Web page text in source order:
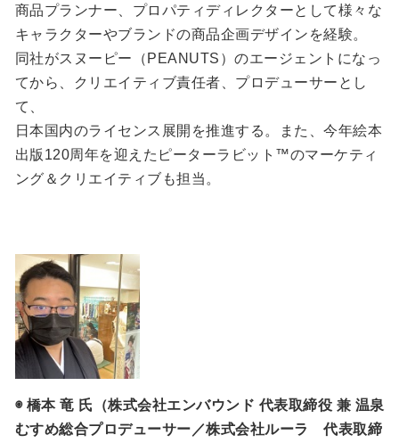
商品プランナー、プロパティディレクターとして様々な
キャラクターやブランドの商品企画デザインを経験。
同社がスヌーピー（PEANUTS）のエージェントになっ
てから、クリエイティブ責任者、プロデューサーとし
て、
日本国内のライセンス展開を推進する。また、今年絵本
出版120周年を迎えたピーターラビット™のマーケティ
ング＆クリエイティブも担当。
◉ 橋本 竜 氏（株式会社エンバウンド 代表取締役 兼 温泉
むすめ総合プロデューサー／株式会社ルーラ 代表取締